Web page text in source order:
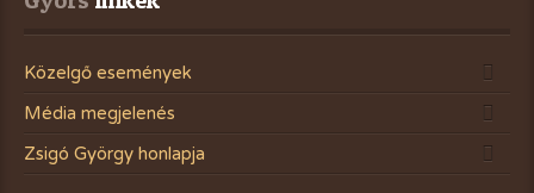
Közelgő események
Média megjelenés
Zsigó György honlapja